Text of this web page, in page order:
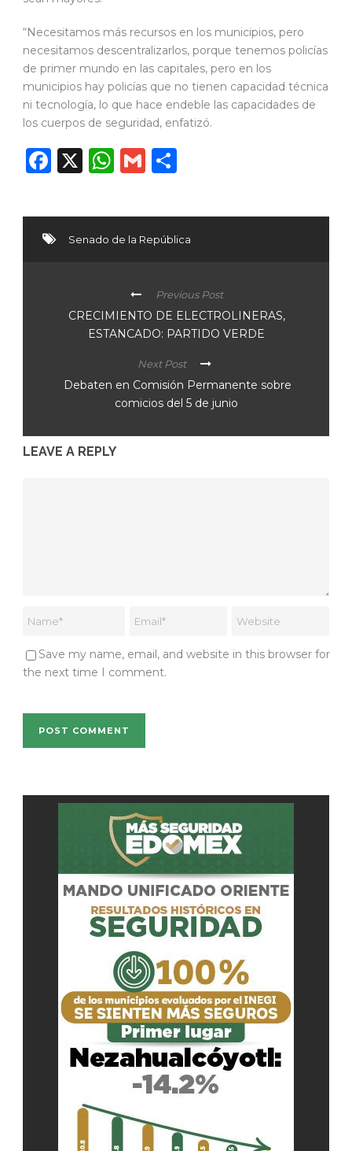
“Necesitamos más recursos en los municipios, pero
necesitamos descentralizarlos, porque tenemos policías
de primer mundo en las capitales, pero en los
municipios hay policías que no tienen capacidad técnica
ni tecnología, lo que hace endeble las capacidades de
los cuerpos de seguridad, enfatizó.
Facebook
X WhatsApp
Gmail
Senado de la República
Previous Post
CRECIMIENTO DE ELECTROLINERAS,
ESTANCADO: PARTIDO VERDE
Next Post
Debaten en Comisión Permanente sobre
comicios del 5 de junio
LEAVE A REPLY
Save my name, email, and website in this browser for
the next time I comment.